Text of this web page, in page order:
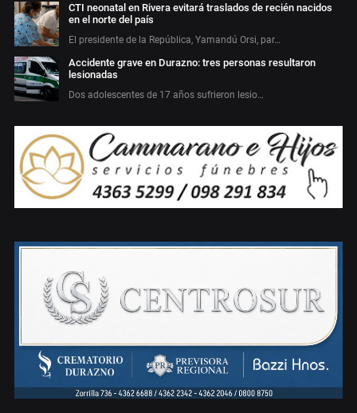
CTI neonatal en Rivera evitará traslados de recién nacidos
en el norte del país
El presidente de la República, Yamandú Orsi, par…
Accidente grave en Durazno: tres personas resultaron
lesionadas
Dos adolescentes de 17 años sufrieron lesio…